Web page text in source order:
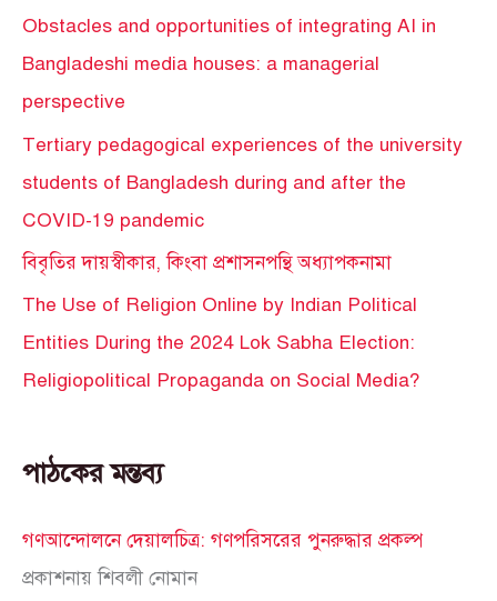
Obstacles and opportunities of integrating AI in
Bangladeshi media houses: a managerial
perspective
Tertiary pedagogical experiences of the university
students of Bangladesh during and after the
COVID-19 pandemic
বিবৃতির দায়স্বীকার, কিংবা প্রশাসনপন্থি অধ্যাপকনামা
The Use of Religion Online by Indian Political
Entities During the 2024 Lok Sabha Election:
Religiopolitical Propaganda on Social Media?
পাঠকের মন্তব্য
গণআন্দোলনে দেয়ালচিত্র: গণপরিসরের পুনরুদ্ধার প্রকল্প
প্রকাশনায়শিবলী নোমান